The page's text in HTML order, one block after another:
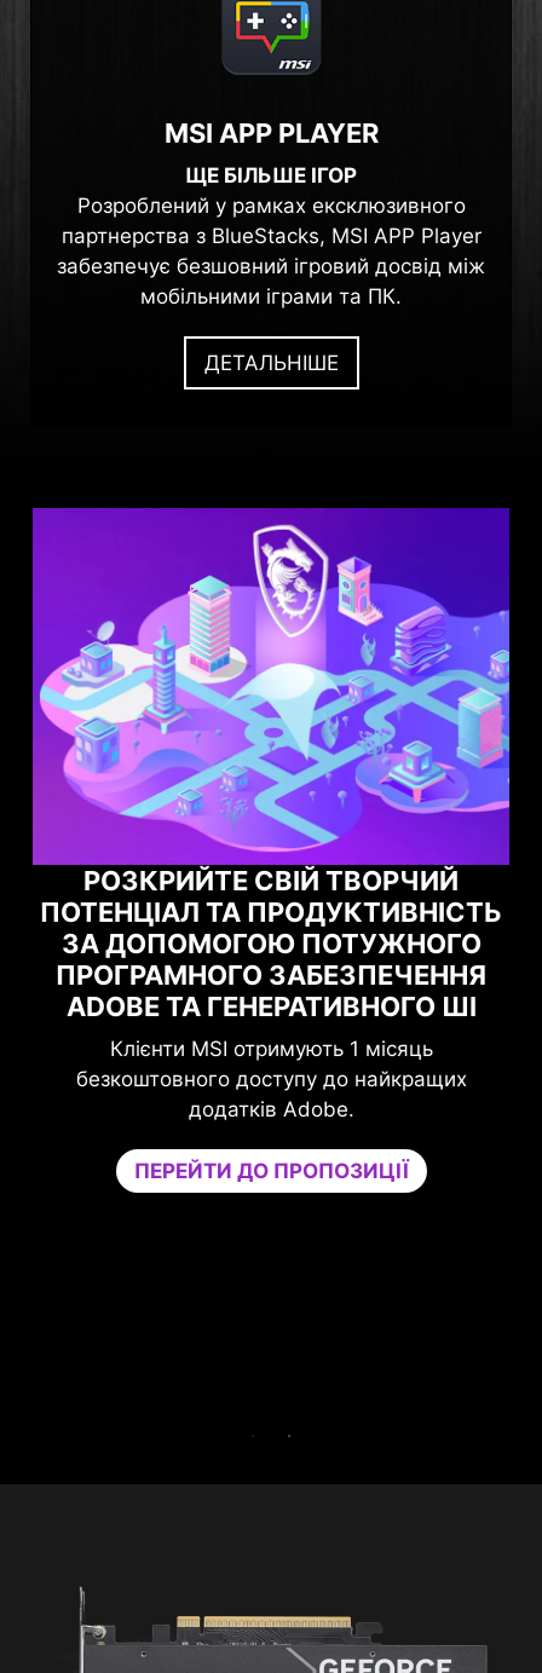
MSI APP PLAYER
ЩЕ БІЛЬШЕ ІГОР
Розроблений у рамках ексклюзивного
партнерства з BlueStacks, MSI APP Player
забезпечує безшовний ігровий досвід між
мобільними іграми та ПК.
ДЕТАЛЬНІШЕ
СВІЙ ТВОРЧИЙ
ТА ПРОДУКТИВНІСТЬ
ПОТУЖНОГО
ЗАБЕЗПЕЧЕННЯ
ТА ГЕНЕРАТИВНОГО ШІ
MSI отримують 1 місяць
доступу до найкращих
додатків Adobe.
ПЕРЕЙТИ ДО ПРОПОЗИЦІЇ
Підвищіть
вашій грі,
окреме ядро